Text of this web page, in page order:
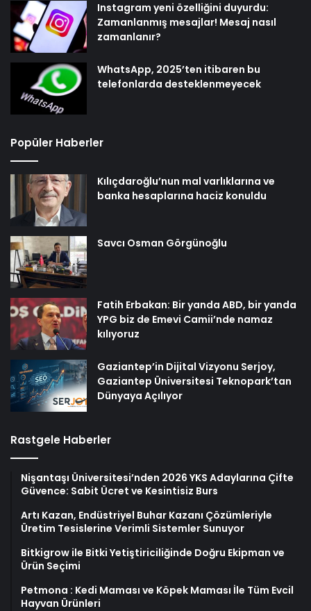
Instagram yeni özelliğini duyurdu:
Zamanlanmış mesajlar! Mesaj nasıl
zamanlanır?
WhatsApp, 2025’ten itibaren bu
telefonlarda desteklenmeyecek
Popüler Haberler
Kılıçdaroğlu’nun mal varlıklarına ve
banka hesaplarına haciz konuldu
Savcı Osman Görgünoğlu
Fatih Erbakan: Bir yanda ABD, bir yanda
YPG biz de Emevi Camii’nde namaz
kılıyoruz
Gaziantep’in Dijital Vizyonu Serjoy,
Gaziantep Üniversitesi Teknopark’tan
Dünyaya Açılıyor
Rastgele Haberler
Nişantaşı Üniversitesi’nden 2026 YKS Adaylarına Çifte
Güvence: Sabit Ücret ve Kesintisiz Burs
Artı Kazan, Endüstriyel Buhar Kazanı Çözümleriyle
Üretim Tesislerine Verimli Sistemler Sunuyor
Bitkigrow ile Bitki Yetiştiriciliğinde Doğru Ekipman ve
Ürün Seçimi
Petmona : Kedi Maması ve Köpek Maması İle Tüm Evcil
Hayvan Ürünleri